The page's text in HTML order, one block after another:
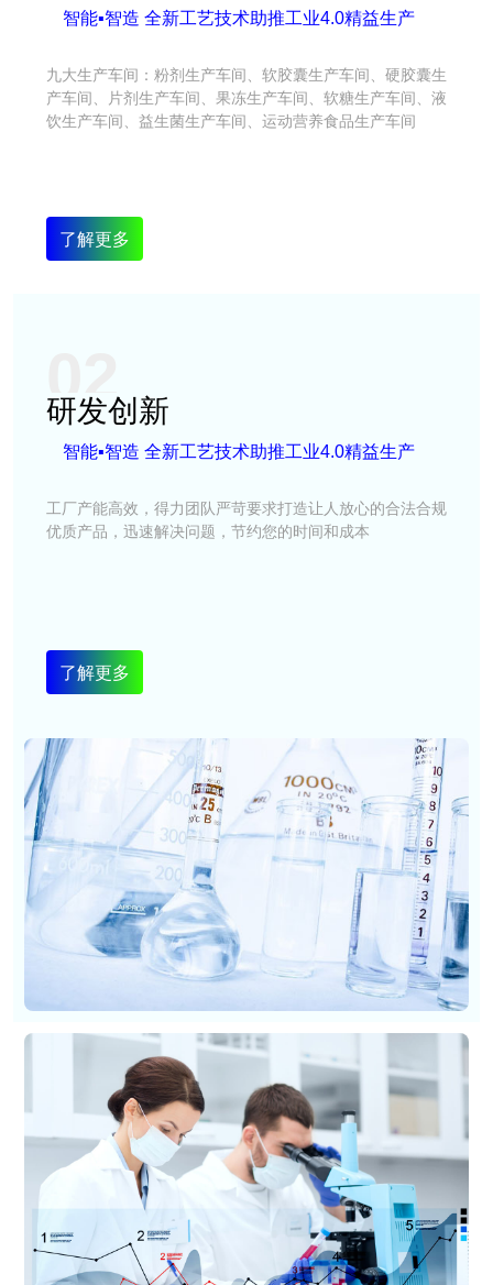
智能▪智造 全新工艺技术助推工业4.0精益生产
九大生产车间：粉剂生产车间、软胶囊生产车间、硬胶囊生
产车间、片剂生产车间、果冻生产车间、软糖生产车间、液
饮生产车间、益生菌生产车间、运动营养食品生产车间
了解更多
02
研发创新
智能▪智造 全新工艺技术助推工业4.0精益生产
工厂产能高效，得力团队严苛要求打造让人放心的合法合规
优质产品，迅速解决问题，节约您的时间和成本
了解更多